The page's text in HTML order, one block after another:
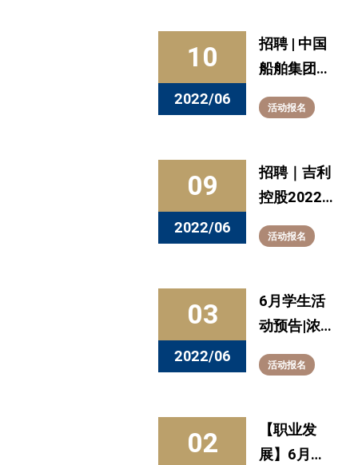
式启动！
10
2022/06
招聘 | 中国
船舶集团第
七〇四研究
所2022年
活动报名
09
2022/06
招聘｜吉利
控股2022
届毕业生未
来领袖计划
活动报名
03
2022/06
6月学生活
动预告|浓
情端午，粽
叶飘香
活动报名
02
【职业发
展】6月活